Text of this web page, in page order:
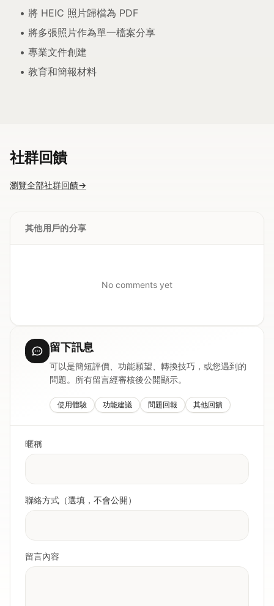
• 將 HEIC 照片歸檔為 PDF
• 將多張照片作為單一檔案分享
• 專業文件創建
• 教育和簡報材料
社群回饋
瀏覽全部社群回饋→
其他用戶的分享
No comments yet
留下訊息
可以是簡短評價、功能願望、轉換技巧，或您遇到的
問題。所有留言經審核後公開顯示。
使用體驗 功能建議 問題回報 其他回饋
暱稱
聯絡方式（選填，不會公開）
留言內容